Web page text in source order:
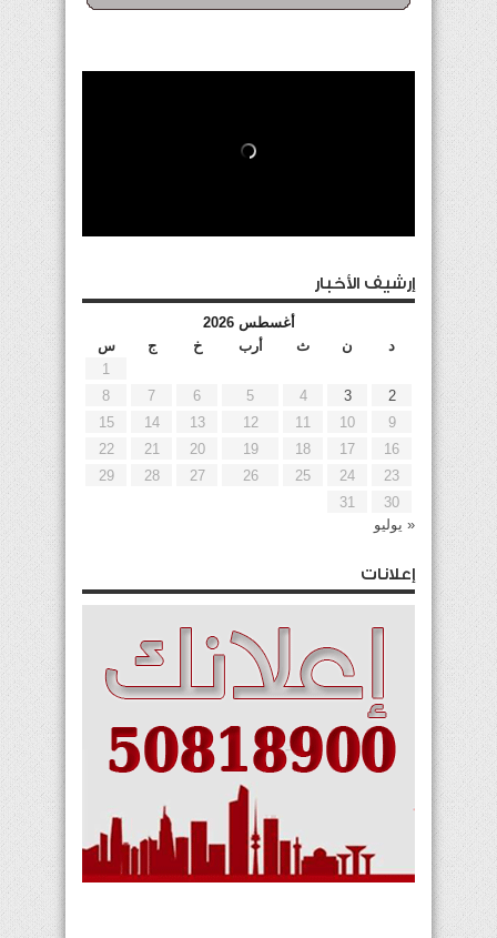
إرشيف الأخبار
أغسطس 2026
د
ن ث أرب خ ج
س
1
2
3
4
5
6
7
8
9
10
11
12
13
14
15
16
17
18
19
20
21
22
23
24
25
26
27
28
29
30
31
« يوليو
إعلانات